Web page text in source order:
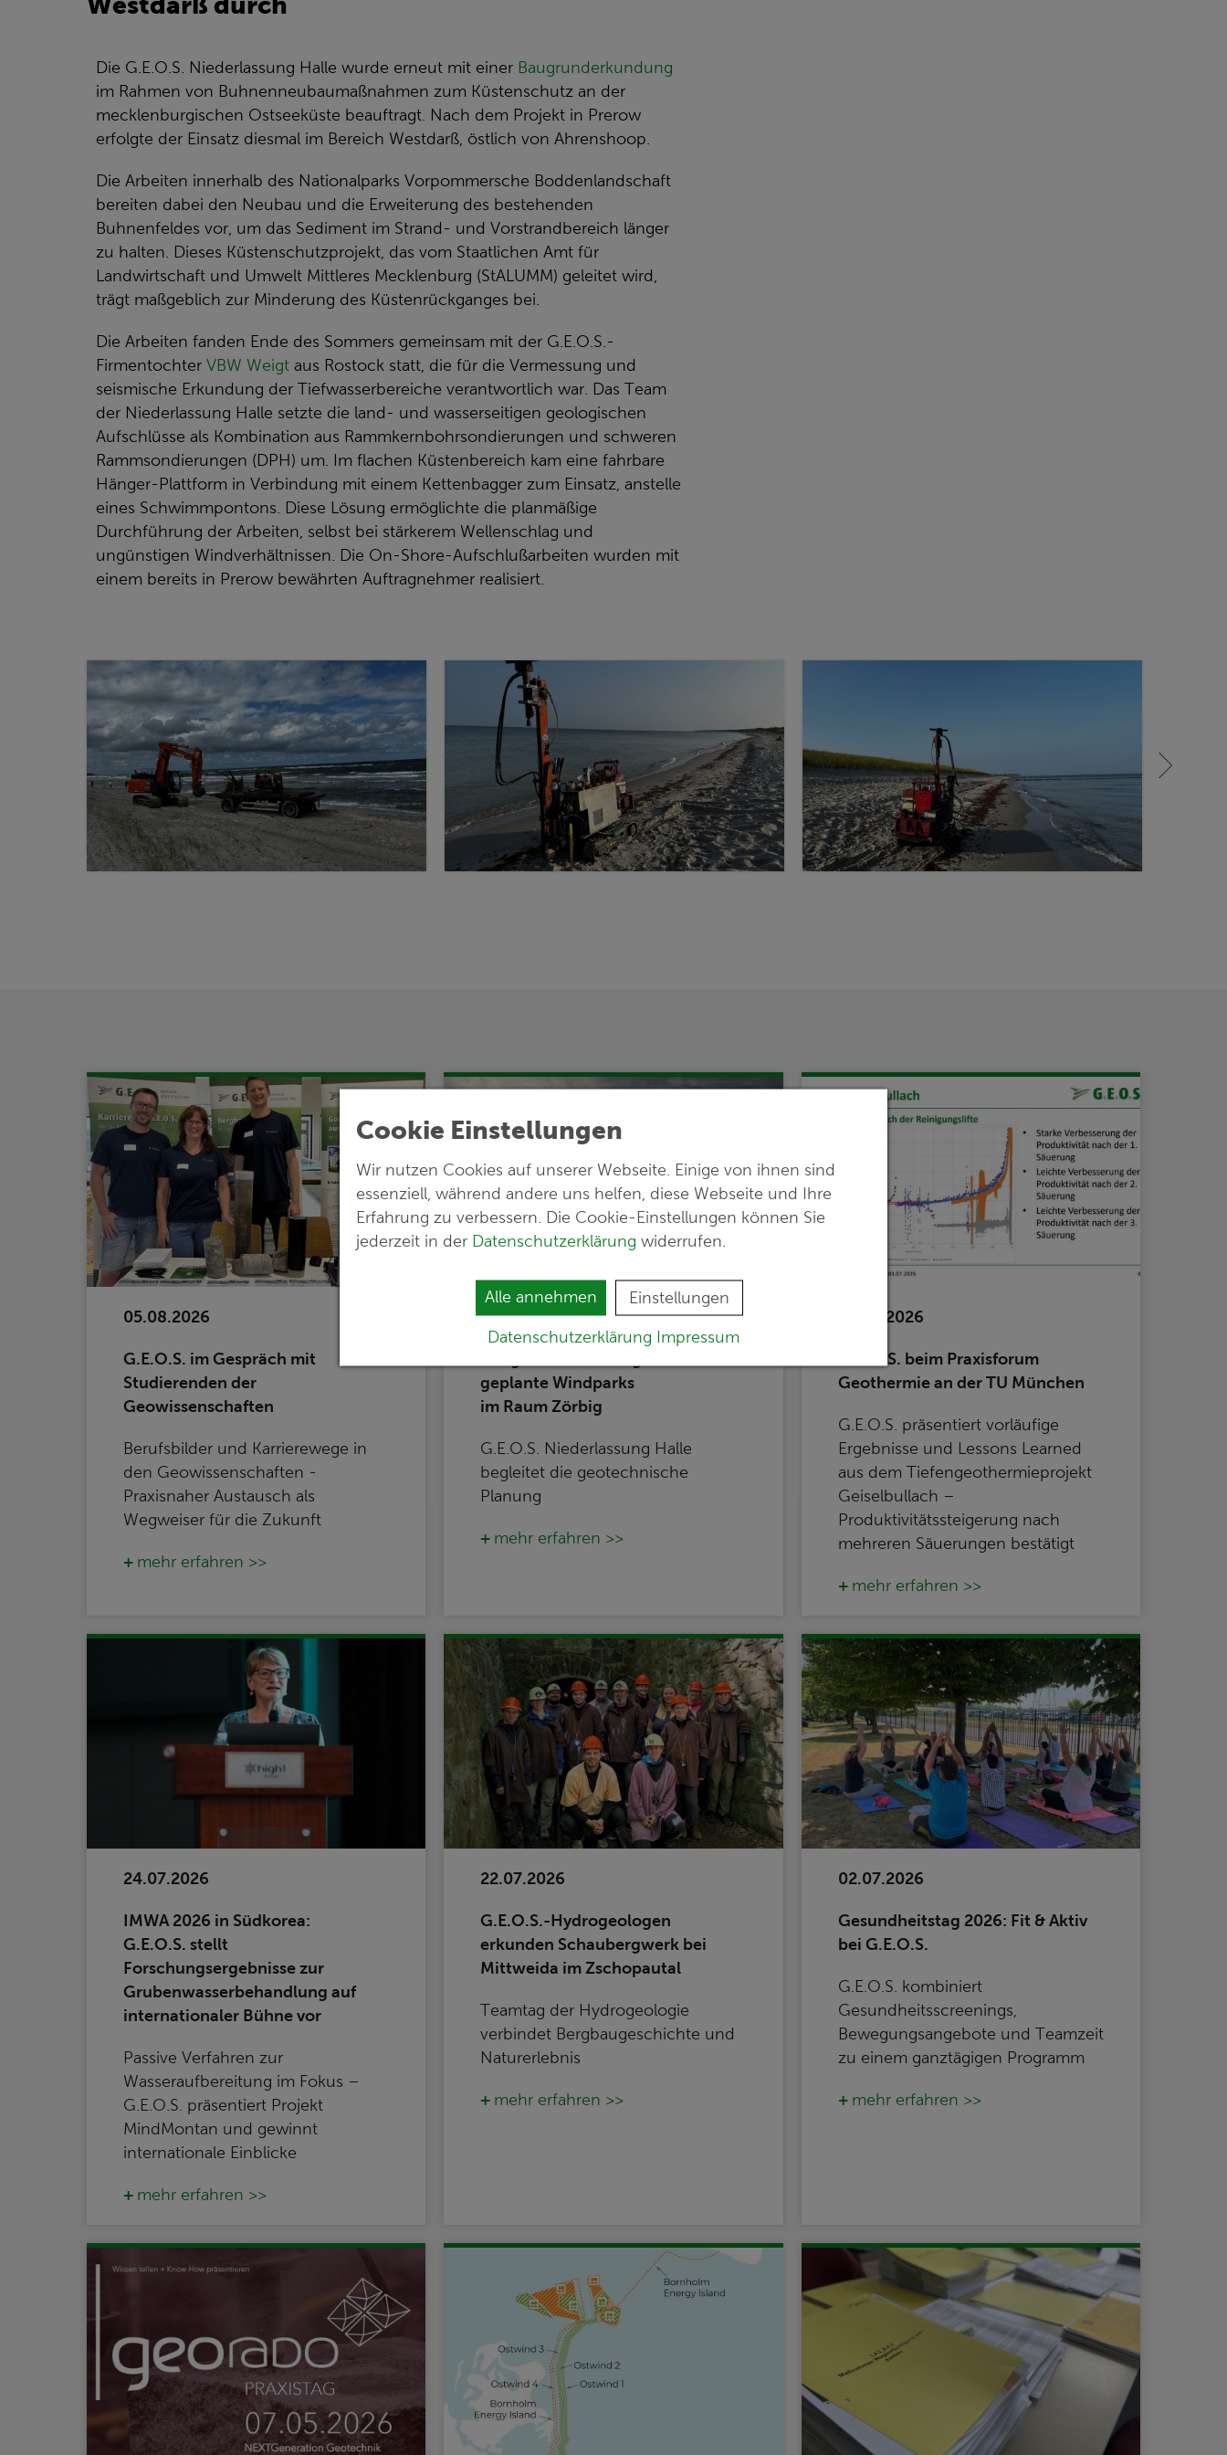
Cookie Einstellungen
Wir nutzen Cookies auf unserer Webseite. Einige von ihnen sind
essenziell, während andere uns helfen, diese Webseite und Ihre
Erfahrung zu verbessern. Die Cookie-Einstellungen können Sie
jederzeit in der Datenschutzerklärung widerrufen.
Alle annehmen Einstellungen
Datenschutzerklärung Impressum
Die G.E.O.S. Niederlassung Halle wurde erneut mit einer Baugrunderkundung
im Rahmen von Buhnenneubaumaßnahmen zum Küstenschutz an der
mecklenburgischen Ostseeküste beauftragt. Nach dem Projekt in Prerow
erfolgte der Einsatz diesmal im Bereich Westdarß, östlich von Ahrenshoop.
Die Arbeiten innerhalb des Nationalparks Vorpommersche Boddenlandschaft
bereiten dabei den Neubau und die Erweiterung des bestehenden
Buhnenfeldes vor, um das Sediment im Strand- und Vorstrandbereich länger
zu halten. Dieses Küstenschutzprojekt, das vom Staatlichen Amt für
Landwirtschaft und Umwelt Mittleres Mecklenburg (StALUMM) geleitet wird,
trägt maßgeblich zur Minderung des Küstenrückganges bei.
Die Arbeiten fanden Ende des Sommers gemeinsam mit der G.E.O.S.-
Firmentochter VBW Weigtaus Rostock statt, die für die Vermessung und
seismische Erkundung der Tiefwasserbereiche verantwortlich war. Das Team
der Niederlassung Halle setzte die land- und wasserseitigen geologischen
Aufschlüsse als Kombination aus Rammkernbohrsondierungen und schweren
Rammsondierungen (DPH) um. Im flachen Küstenbereich kam eine fahrbare
Hänger-Plattform in Verbindung mit einem Kettenbagger zum Einsatz, anstelle
eines Schwimmpontons. Diese Lösung ermöglichte die planmäßige
Durchführung der Arbeiten, selbst bei stärkerem Wellenschlag und
ungünstigen Windverhältnissen. Die On-Shore-Aufschlußarbeiten wurden mit
einem bereits in Prerow bewährten Auftragnehmer realisiert.
05.08.2026
G.E.O.S. im Gespräch mit
Studierenden der
Geowissenschaften
Berufsbilder und Karrierewege in
den Geowissenschaften -
Praxisnaher Austausch als
Wegweiser für die Zukunft
mehr erfahren >>
30.07.2026
geplante Windparks
im Raum Zörbig
G.E.O.S. Niederlassung Halle
begleitet die geotechnische
Planung
mehr erfahren >>
28.07.2026
G.E.O.S. beim Praxisforum
Geothermie an der TU München
G.E.O.S. präsentiert vorläufige
Ergebnisse und Lessons Learned
aus dem Tiefengeothermieprojekt
Geiselbullach –
Produktivitätssteigerung nach
mehreren Säuerungen bestätigt
mehr erfahren >>
24.07.2026
IMWA 2026 in Südkorea:
G.E.O.S. stellt
Forschungsergebnisse zur
Grubenwasserbehandlung auf
internationaler Bühne vor
Passive Verfahren zur
Wasseraufbereitung im Fokus –
G.E.O.S. präsentiert Projekt
MindMontan und gewinnt
internationale Einblicke
mehr erfahren >>
22.07.2026
G.E.O.S.-Hydrogeologen
erkunden Schaubergwerk bei
Mittweida im Zschopautal
Teamtag der Hydrogeologie
verbindet Bergbaugeschichte und
Naturerlebnis
mehr erfahren >>
02.07.2026
Gesundheitstag 2026: Fit & Aktiv
bei G.E.O.S.
G.E.O.S. kombiniert
Gesundheitsscreenings,
Bewegungsangebote und Teamzeit
zu einem ganztägigen Programm
mehr erfahren >>